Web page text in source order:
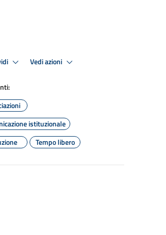
Vedi azioni
istituzionale
Tempo libero